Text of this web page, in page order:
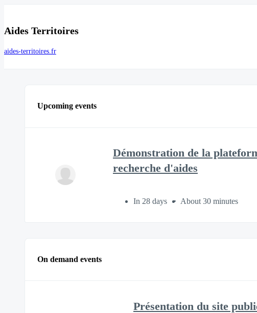
Aides Territoires
aides-territoires.fr
Upcoming events
Démonstration de la
recherche d'aides
In 28 days About 30 minutes
On demand events
Présentation du site